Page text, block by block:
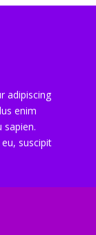
adipiscing
enim
suscipit